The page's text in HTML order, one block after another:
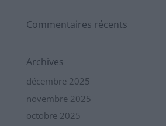
Commentaires récents
Archives
décembre 2025
novembre 2025
octobre 2025